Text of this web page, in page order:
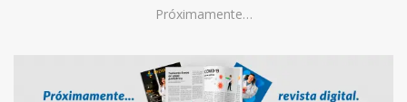
Próximamente…